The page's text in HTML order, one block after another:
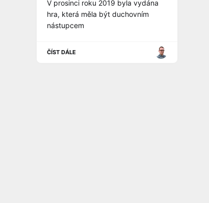
V prosinci roku 2019 byla vydána
hra, která měla být duchovním
nástupcem
ČÍST DÁLE